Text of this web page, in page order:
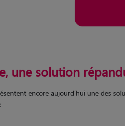
une solution
encore aujourd’hui une des